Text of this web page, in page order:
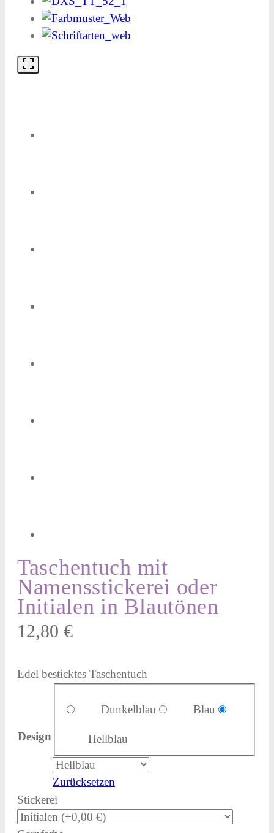
Taschentuch mit
Namensstickerei oder
Initialen in Blautönen
12,80 €
Edel besticktes Taschentuch
Design
Dunkelblau Blau
Hellblau
Zurücksetzen
Stickerei